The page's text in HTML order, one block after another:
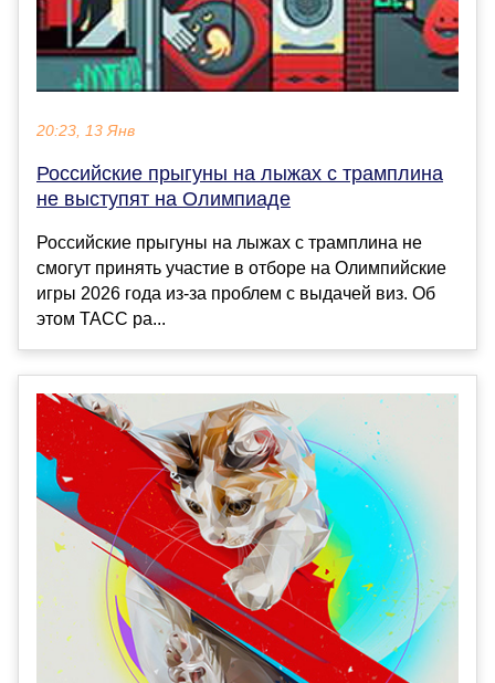
20:23, 13 Янв
Российские прыгуны на лыжах с трамплина
не выступят на Олимпиаде
Российские прыгуны на лыжах с трамплина не
смогут принять участие в отборе на Олимпийские
игры 2026 года из-за проблем с выдачей виз. Об
этом ТАСС ра...